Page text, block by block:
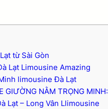
từ Sài Gòn
Lạt Limousine Amazing
limousine Đà Lạt
GIƯỜNG NẰM TRỌNG MINH:
Lạt – Long Vân Llimousine